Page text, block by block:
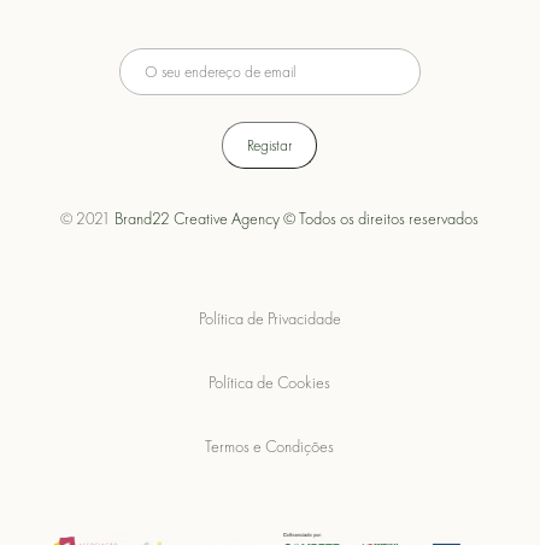
© 2021 Brand22 Creative Agency © Todos os direitos reservados
Política de Privacidade
Política de Cookies
Termos e Condições